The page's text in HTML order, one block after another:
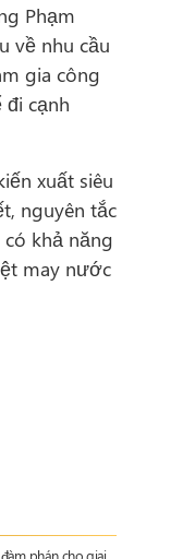
Phạm
về nhu cầu
gia công
cạnh
xuất siêu
nguyên tắc
khả năng
may nước
phán cho giai